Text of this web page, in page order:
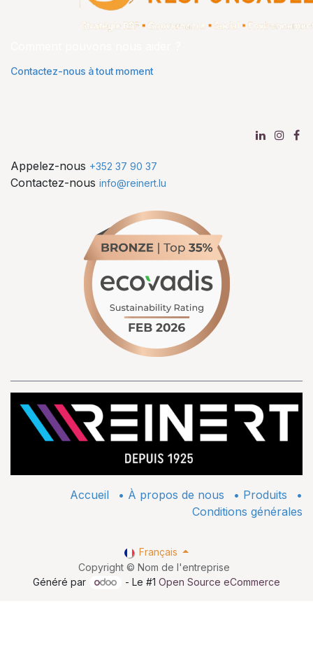
Contactez-nous à tout moment
Appelez-nous +352 37 90 37
Contactez-nous info@reinert.lu
Accueil • À propos de nous • ​Produits
•
Conditions générales
Copyright © Nom de l'entreprise
Français
Généré par - Le #1Open Source eCommerce